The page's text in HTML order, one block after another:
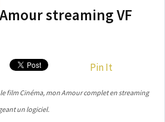
streaming VF
Pin It
film Cinéma, mon Amour complet en streaming
un logiciel.